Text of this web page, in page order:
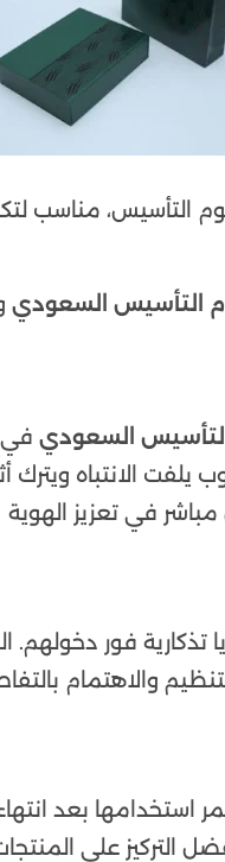
التأسيس، مناسب
التأسيس السعودي
السعودي في
الانتباه ويترك
مباشر في تعزيز الهوية
فور دخولهم.
والاهتمام
استخدامها بعد
التركيز على